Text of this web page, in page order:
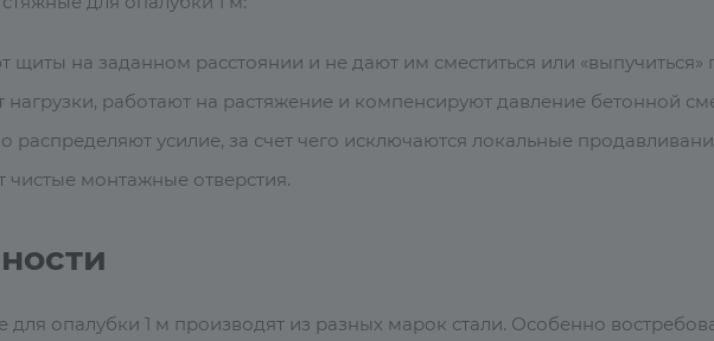
щиты на заданном расстоянии и не дают им сместиться или «выпучиться»
работают на растяжение и компенсируют давление бетонной
распределяют усилие, за счет чего исключаются локальные
монтажные отверстия.
для опалубки 1 м производят из разных марок стали. Особенно